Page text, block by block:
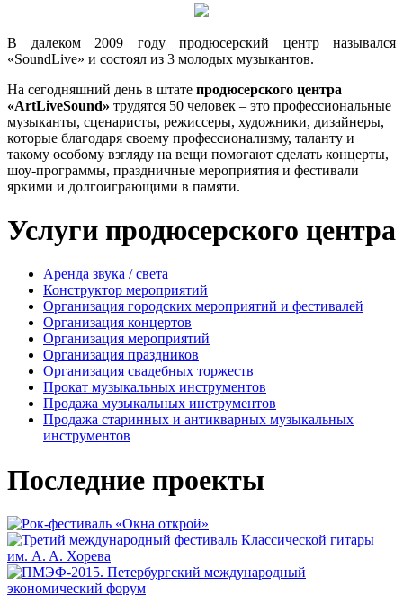
В далеком 2009 году продюсерский центр назывался
«SoundLive» и состоял из 3 молодых музыкантов.
На сегодняшний день в штате продюсерского центра
«ArtLiveSound» трудятся 50 человек – это профессиональные
музыканты, сценаристы, режиссеры, художники, дизайнеры,
которые благодаря своему профессионализму, таланту и
такому особому взгляду на вещи помогают сделать концерты,
шоу-программы, праздничные мероприятия и фестивали
яркими и долгоиграющими в памяти.
Услуги продюсерского центра
Аренда звука / света
Конструктор мероприятий
Организация городских мероприятий и фестивалей
Организация концертов
Организация мероприятий
Организация праздников
Организация свадебных торжеств
Прокат музыкальных инструментов
Продажа музыкальных инструментов
Продажа старинных и антикварных музыкальных
инструментов
Последние проекты